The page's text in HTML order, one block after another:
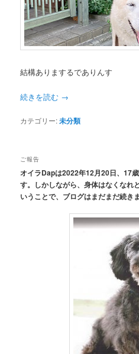
結構ありまするでありんす
続きを読む →
カテゴリー:未分類
ご報告
オイラDapは2022年12月20日、17
す。しかしながら、身体はなくなれ
いうことで、ブログはまだまだ続き